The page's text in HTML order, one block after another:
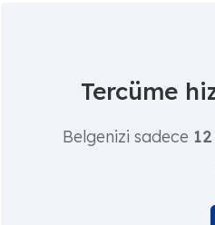
Tercüme
Belgenizi sadece